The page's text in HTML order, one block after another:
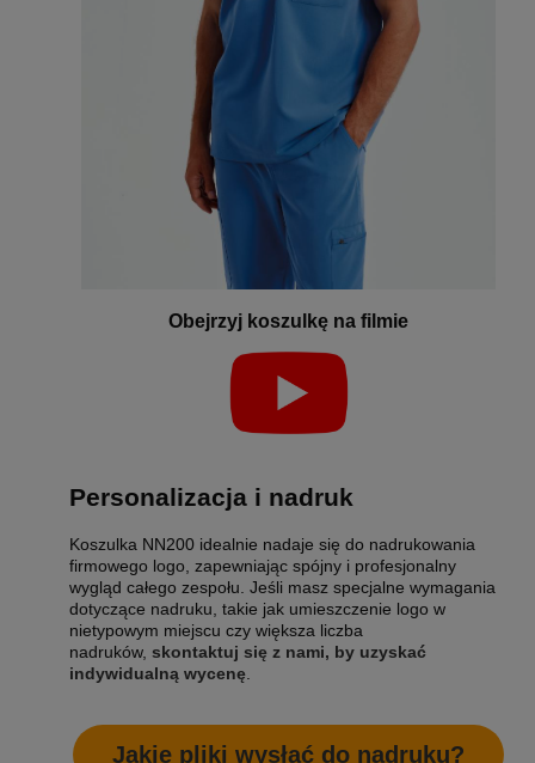
Obejrzyj koszulkę na filmie
Personalizacja i nadruk
Koszulka NN200 idealnie nadaje się do nadrukowania
firmowego logo, zapewniając spójny i profesjonalny
wygląd całego zespołu. Jeśli masz specjalne wymagania
dotyczące nadruku, takie jak umieszczenie logo w
nietypowym miejscu czy większa liczba
nadruków, skontaktuj się z nami, by uzyskać
indywidualną wycenę
Jakie pliki wysłać do nadruku?